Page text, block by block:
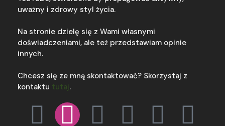
uważny i zdrowy styl życia.
Na stronie dzielę się z Wami własnymi
doświadczeniami, ale też przedstawiam opinie
innych.
Chcesz się ze mną skontaktować? Skorzystaj z
kontaktu tutaj.